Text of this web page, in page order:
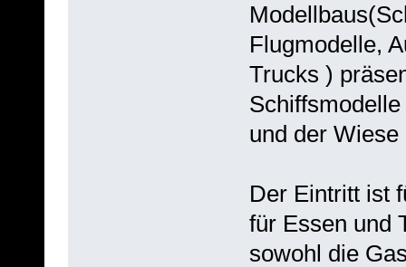
Flugmodelle,
Trucks )
und der Wiese
Der Eintritt ist
für Essen und
sowohl die